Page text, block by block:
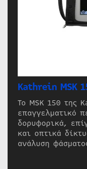
Kathrein MSK
Το MSK 150 της
επαγγελματικό
δορυφορικά,
και οπτικά
ανάλυση